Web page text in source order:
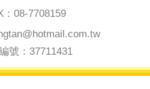
：08-7708159
號：37711431